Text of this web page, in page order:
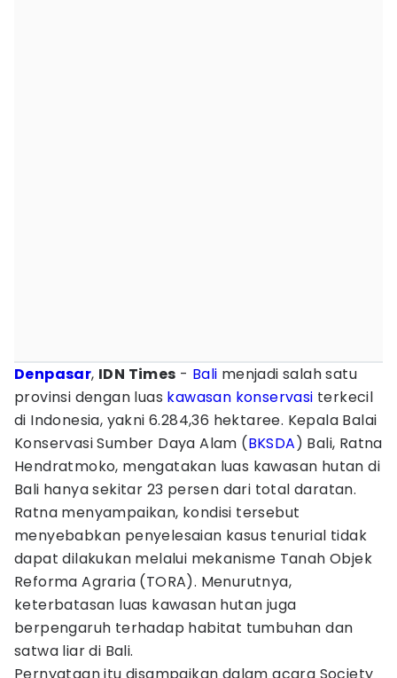
Denpasar, IDN Times - Bali menjadi salah satu
provinsi dengan luas kawasan konservasi terkecil
di Indonesia, yakni 6.284,36 hektaree. Kepala Balai
Konservasi Sumber Daya Alam (BKSDA) Bali, Ratna
Hendratmoko, mengatakan luas kawasan hutan di
Bali hanya sekitar 23 persen dari total daratan.
Ratna menyampaikan, kondisi tersebut
menyebabkan penyelesaian kasus tenurial tidak
dapat dilakukan melalui mekanisme Tanah Objek
Reforma Agraria (TORA). Menurutnya,
keterbatasan luas kawasan hutan juga
berpengaruh terhadap habitat tumbuhan dan
satwa liar di Bali.